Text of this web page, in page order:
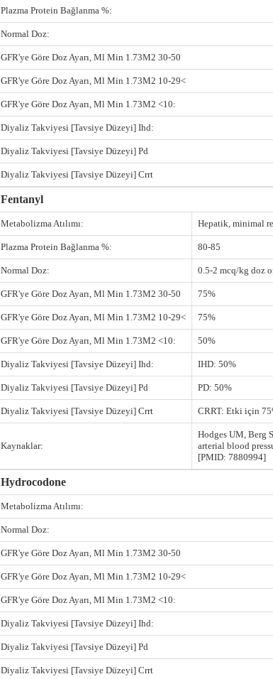
Plazma Protein Bağlanma %:
Normal Doz:
GFR'ye Göre Doz Ayarı, Ml Min 1.73M2 30-50
GFR'ye Göre Doz Ayarı, Ml Min 1.73M2 10-29<
GFR'ye Göre Doz Ayarı, Ml Min 1.73M2 <10:
Diyaliz Takviyesi [Tavsiye Düzeyi] Ihd:
Diyaliz Takviyesi [Tavsiye Düzeyi] Pd
Diyaliz Takviyesi [Tavsiye Düzeyi] Crrt
Fentanyl
Metabolizma Atılımı: Hepatik, minimal
Plazma Protein Bağlanma %: 80-85
Normal Doz: 0.5-2 mcq/kg doz
GFR'ye Göre Doz Ayarı, Ml Min 1.73M2 30-50 75%
GFR'ye Göre Doz Ayarı, Ml Min 1.73M2 10-29< 75%
GFR'ye Göre Doz Ayarı, Ml Min 1.73M2 <10: 50%
Diyaliz Takviyesi [Tavsiye Düzeyi] Ihd: IHD: 50%
Diyaliz Takviyesi [Tavsiye Düzeyi] Pd PD: 50%
Diyaliz Takviyesi [Tavsiye Düzeyi] Crrt CRRT: Etki için
Kaynaklar:
Hodges UM, Berg
arterial blood
[PMID: 7880994]
Hydrocodone
Metabolizma Atılımı:
Normal Doz:
GFR'ye Göre Doz Ayarı, Ml Min 1.73M2 30-50
GFR'ye Göre Doz Ayarı, Ml Min 1.73M2 10-29<
GFR'ye Göre Doz Ayarı, Ml Min 1.73M2 <10:
Diyaliz Takviyesi [Tavsiye Düzeyi] Ihd:
Diyaliz Takviyesi [Tavsiye Düzeyi] Pd
Diyaliz Takviyesi [Tavsiye Düzeyi] Crrt